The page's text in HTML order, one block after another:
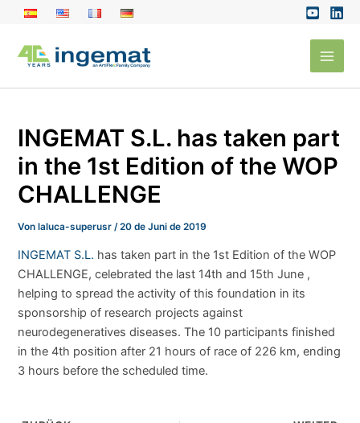
springen
Main
INGEMAT S.L. has taken part
in the 1st Edition of the WOP
CHALLENGE
Vonlaluca-superusr /20 de Juni de 2019
INGEMAT S.L. has taken part in the 1st Edition of the WOP
CHALLENGE, celebrated the last 14th and 15th June ,
helping to spread the activity of this foundation in its
sponsorship of research projects against
neurodegeneratives diseases. The 10 participants finished
in the 4th position after 21 hours of race of 226 km, ending
3 hours before the scheduled time.